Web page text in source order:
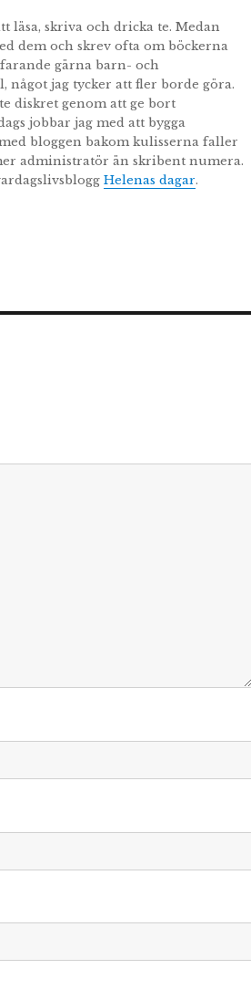
läsa, skriva och dricka te. Medan
dem och skrev ofta om böckerna
gärna barn- och
något jag tycker att fler borde göra.
diskret genom att ge bort
jobbar jag med att bygga
bloggen bakom kulisserna faller
administratör än skribent numera.
Helenas dagar.